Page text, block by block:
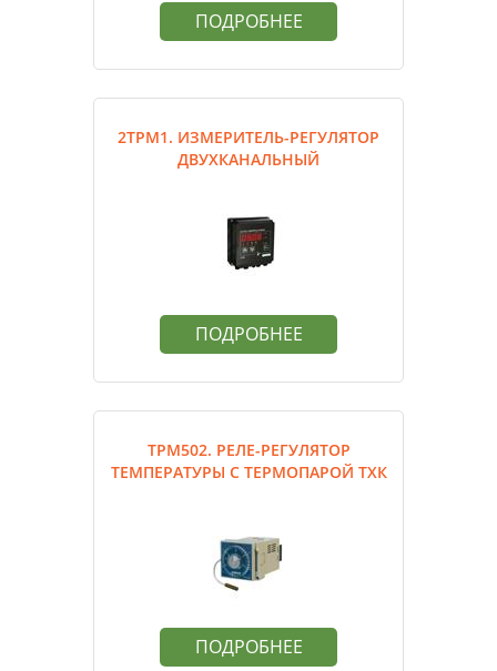
ПОДРОБНЕЕ
2ТРМ1. ИЗМЕРИТЕЛЬ-РЕГУЛЯТОР
ДВУХКАНАЛЬНЫЙ
ПОДРОБНЕЕ
ТРМ502. РЕЛЕ-РЕГУЛЯТОР
ТЕМПЕРАТУРЫ С ТЕРМОПАРОЙ ТХК
ПОДРОБНЕЕ